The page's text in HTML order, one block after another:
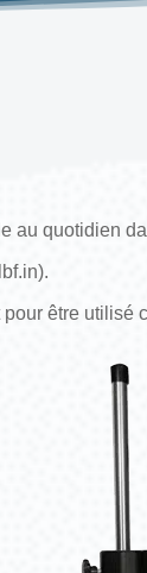
quotidien
être